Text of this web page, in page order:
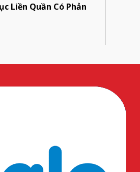
Liền Quần Có Phản